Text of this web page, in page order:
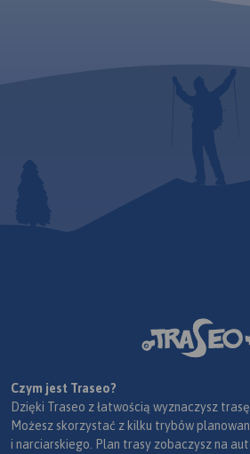
Czym jest Traseo?
Dzięki Traseo z łatwością wyznaczysz
Możesz skorzystać z kilku trybów
i narciarskiego. Plan trasy zobaczysz na